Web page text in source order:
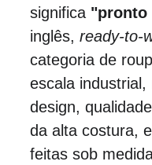
significa "pronto
inglês, ready-to-
categoria de
escala
design,
da alta costura,
feitas sob